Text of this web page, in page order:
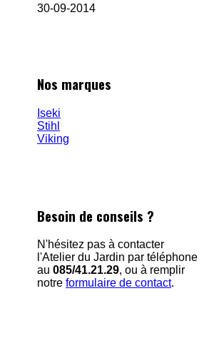
30-09-2014
Nos marques
Iseki
Stihl
Viking
Besoin de conseils ?
N'hésitez pas à contacter
l'Atelier du Jardin par téléphone
au 085/41.21.29, ou à remplir
notre formulaire de contact.